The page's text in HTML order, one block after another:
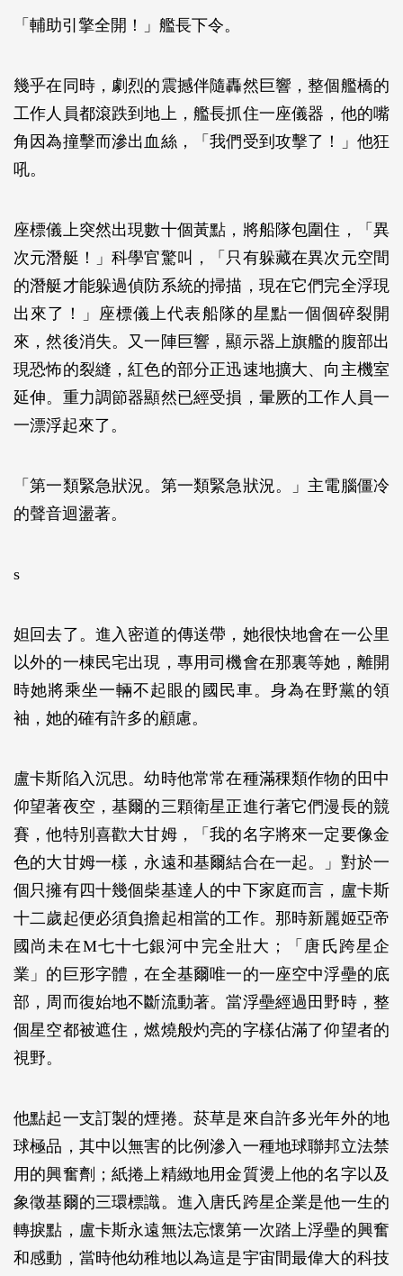
「輔助引擎全開！」艦長下令。
幾乎在同時，劇烈的震撼伴隨轟然巨響，整個艦橋的
工作人員都滾跌到地上，艦長抓住一座儀器，他的嘴
角因為撞擊而滲出血絲，「我們受到攻擊了！」他狂
吼。
座標儀上突然出現數十個黃點，將船隊包圍住，「異
次元潛艇！」科學官驚叫，「只有躲藏在異次元空間
的潛艇才能躲過偵防系統的掃描，現在它們完全浮現
出來了！」座標儀上代表船隊的星點一個個碎裂開
來，然後消失。又一陣巨響，顯示器上旗艦的腹部出
現恐怖的裂縫，紅色的部分正迅速地擴大、向主機室
延伸。重力調節器顯然已經受損，暈厥的工作人員一
一漂浮起來了。
「第一類緊急狀況。第一類緊急狀況。」主電腦僵冷
的聲音迴盪著。
s
妲回去了。進入密道的傳送帶，她很快地會在一公里
以外的一棟民宅出現，專用司機會在那裏等她，離開
時她將乘坐一輛不起眼的國民車。身為在野黨的領
袖，她的確有許多的顧慮。
盧卡斯陷入沉思。幼時他常常在種滿稞類作物的田中
仰望著夜空，基爾的三顆衛星正進行著它們漫長的競
賽，他特別喜歡大甘姆，「我的名字將來一定要像金
色的大甘姆一樣，永遠和基爾結合在一起。」對於一
個只擁有四十幾個柴基達人的中下家庭而言，盧卡斯
十二歲起便必須負擔起相當的工作。那時新麗姬亞帝
國尚未在M七十七銀河中完全壯大；「唐氏跨星企
業」的巨形字體，在全基爾唯一的一座空中浮壘的底
部，周而復始地不斷流動著。當浮壘經過田野時，整
個星空都被遮住，燃燒般灼亮的字樣佔滿了仰望者的
視野。
他點起一支訂製的煙捲。菸草是來自許多光年外的地
球極品，其中以無害的比例滲入一種地球聯邦立法禁
用的興奮劑；紙捲上精緻地用金質燙上他的名字以及
象徵基爾的三環標識。進入唐氏跨星企業是他一生的
轉捩點，盧卡斯永遠無法忘懷第一次踏上浮壘的興奮
和感動，當時他幼稚地以為這是宇宙間最偉大的科技